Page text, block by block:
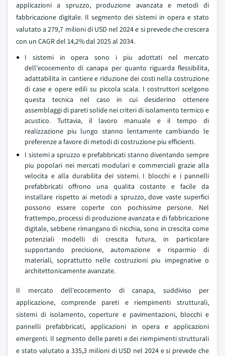
applicazioni a spruzzo, produzione avanzata e metodi di
fabbricazione digitale. Il segmento dei sistemi in opera e stato
valutato a 279,7 milioni di USD nel 2024 e si prevede che crescera
con un CAGR del 14,2% dal 2025 al 2034.
I sistemi in opera sono i piu adottati nel mercato
dell'ecocemento di canapa per quanto riguarda flessibilita,
adattabilita in cantiere e riduzione dei costi nella costruzione
di case e opere edili su piccola scala. I costruttori scelgono
questa tecnica nel caso in cui desiderino ottenere
assemblaggi di pareti solide nei criteri di isolamento termico e
acustico. Tuttavia, il lavoro manuale e il tempo di
realizzazione piu lungo stanno lentamente cambiando le
preferenze a favore di metodi di costruzione piu efficienti.
I sistemi a spruzzo e prefabbricati stanno diventando sempre
piu popolari nei mercati modulari e commerciali grazie alla
velocita e alla durabilita dei sistemi. I blocchi e i pannelli
prefabbricati offrono una qualita costante e facile da
installare rispetto ai metodi a spruzzo, dove vaste superfici
possono essere coperte con pochissime persone. Nel
frattempo, processi di produzione avanzata e di fabbricazione
digitale, sebbene rimangano di nicchia, sono in crescita come
potenziali modelli di crescita futura, in particolare
supportando precisione, automazione e risparmio di
materiali, soprattutto nelle costruzioni piu impegnative o
architettonicamente avanzate.
Il mercato dell'ecocemento di canapa, suddiviso per
applicazione, comprende pareti e riempimenti strutturali,
sistemi di isolamento, coperture e pavimentazioni, blocchi e
pannelli prefabbricati, applicazioni in opera e applicazioni
emergenti. Il segmento delle pareti e dei riempimenti strutturali
e stato valutato a 335,3 milioni di USD nel 2024 e si prevede che